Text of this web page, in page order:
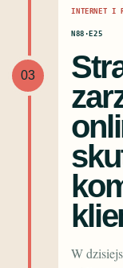
03
INTERNET I
N88·E25
W